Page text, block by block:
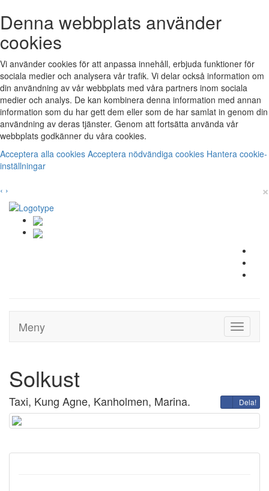
Denna webbplats använder
cookies
Vi använder cookies för att anpassa innehåll, erbjuda funktioner för
sociala medier och analysera vår trafik. Vi delar också information om
din användning av vår webbplats med våra partners inom sociala
medier och analys. De kan kombinera denna information med annan
information som du har gett dem eller som de har samlat in genom din
användning av deras tjänster. Genom att fortsätta använda vår
webbplats godkänner du våra cookies.
Acceptera alla cookies Acceptera nödvändiga cookies Hantera cookie-
inställningar
‹ › ×
Toggle
Meny
Solkust
Taxi, Kung Agne, Kanholmen, Marina. Dela!